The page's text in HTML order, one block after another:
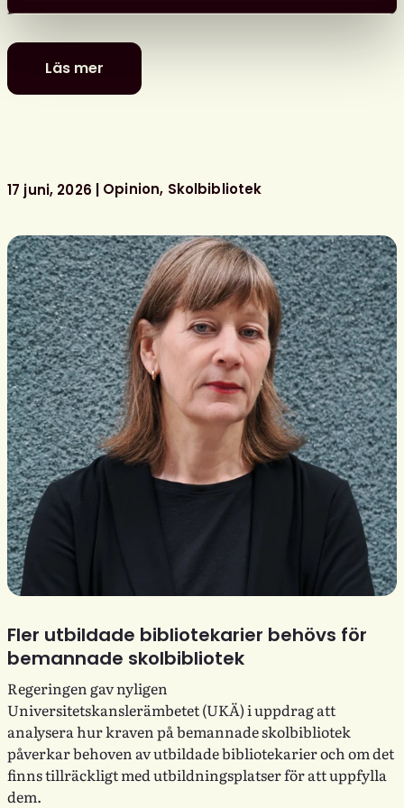
Läs mer
De
är
litterära
ungdomspriser
17 juni, 2026 Opinion Skolbibliotek
Fler utbildade bibliotekarier behövs för
bemannade skolbibliotek
Regeringen gav nyligen
Universitetskanslerämbetet (UKÄ) i uppdrag att
analysera hur kraven på bemannade skolbibliotek
påverkar behoven av utbildade bibliotekarier och om det
finns tillräckligt med utbildningsplatser för att uppfylla
dem.